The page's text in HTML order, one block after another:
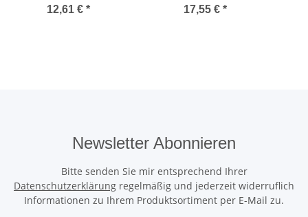
230 Rot MTP T 230 ROT
12,61 € *
270 ROT MTP T 270 ROT
17,55 € *
Newsletter Abonnieren
Bitte senden Sie mir entsprechend Ihrer
Datenschutzerklärung regelmäßig und jederzeit widerruflich
Informationen zu Ihrem Produktsortiment per E-Mail zu.